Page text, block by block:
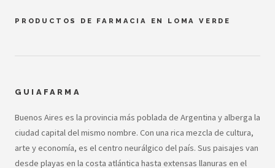
PRODUCTOS DE FARMACIA EN LOMA VERDE
GUIAFARMA
Buenos Aires es la provincia más poblada de Argentina y alberga la
ciudad capital del mismo nombre. Con una rica mezcla de cultura,
arte y economía, es el centro neurálgico del país. Sus paisajes van
desde playas en la costa atlántica hasta extensas llanuras en el